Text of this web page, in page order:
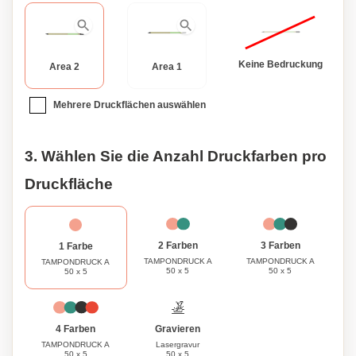
Area 2 Area 1 Keine Bedruckung
Mehrere Druckflächen auswählen
3. Wählen Sie die Anzahl Druckfarben pro
Druckfläche
1 Farbe
TAMPONDRUCK A
50 x 5
2 Farben
TAMPONDRUCK A
50 x 5
3 Farben
TAMPONDRUCK A
50 x 5
4 Farben
TAMPONDRUCK A
50 x 5
Gravieren
Lasergravur
50 x 5